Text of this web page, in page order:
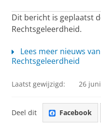
Dit bericht is geplaatst
Rechtsgeleerdheid.
Lees meer nieuws
Rechtsgeleerdheid
Laatst gewijzigd: 26
Deel dit Facebook